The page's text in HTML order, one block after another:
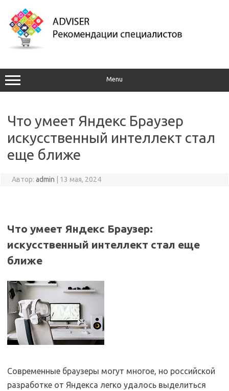
содержимому
Menu
Что умеет Яндекс Браузер
искусственный интеллект стал
еще ближе
Автор: admin | 13 мая, 2024
Что умеет Яндекс Браузер:
искусственный интеллект стал еще
ближе
Современные браузеры могут многое, но российской
разработке от Яндекса легко удалось выделиться